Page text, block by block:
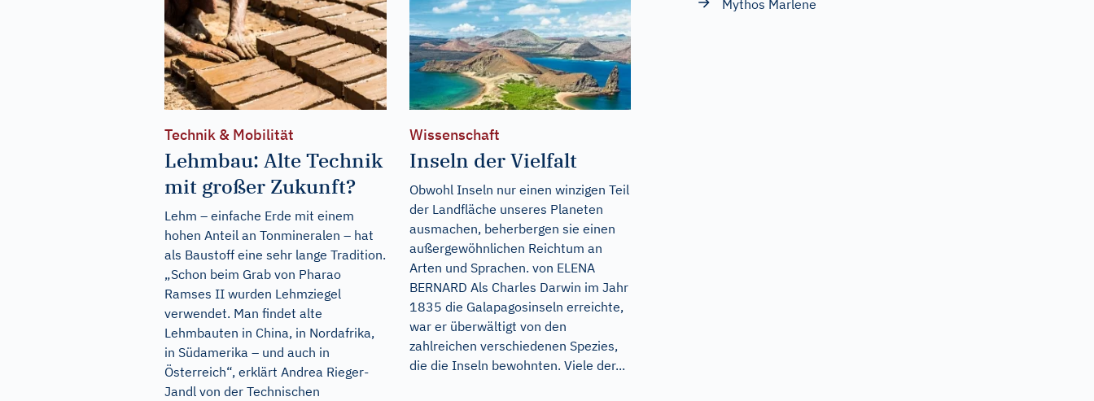
Technik & Mobilität
Lehmbau: Alte Technik
mit großer Zukunft?
Lehm – einfache Erde mit einem
hohen Anteil an Tonmineralen – hat
als Baustoff eine sehr lange Tradition.
„Schon beim Grab von Pharao
Ramses II wurden Lehmziegel
verwendet. Man findet alte
Lehmbauten in China, in Nordafrika,
in Südamerika – und auch in
Österreich“, erklärt Andrea Rieger-
Jandl von der Technischen
Wissenschaft
Inseln der Vielfalt
Obwohl Inseln nur einen winzigen Teil
der Landfläche unseres Planeten
ausmachen, beherbergen sie einen
außergewöhnlichen Reichtum an
Arten und Sprachen. von ELENA
BERNARD Als Charles Darwin im Jahr
1835 die Galapagosinseln erreichte,
war er überwältigt von den
zahlreichen verschiedenen Spezies,
die die Inseln bewohnten. Viele der...
Mythos Marlene